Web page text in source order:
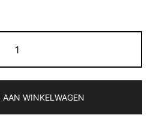
afsluitbare
met
infuser
AAN WINKELWAGEN